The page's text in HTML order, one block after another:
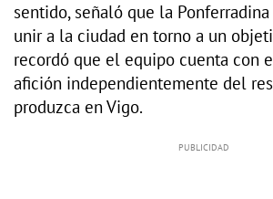
sentido, señaló que la
unir a la ciudad en torno a un
recordó que el equipo cuenta con
afición independientemente del
produzca en Vigo.